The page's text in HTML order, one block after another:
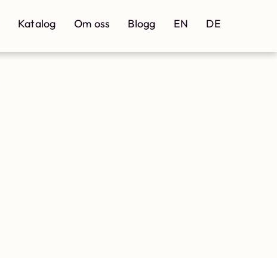
Katalog Om oss Blogg EN DE